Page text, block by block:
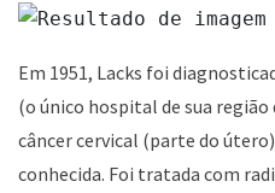
Em 1951, Lacks foi
(o único hospital de sua
câncer cervical (parte do
conhecida. Foi tratada com